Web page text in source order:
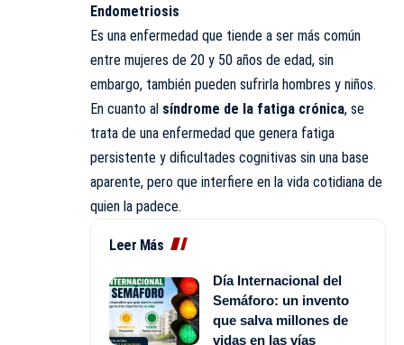
Endometriosis
Es una enfermedad que tiende a ser más común
entre mujeres de 20 y 50 años de edad, sin
embargo, también pueden sufrirla hombres y niños.
En cuanto al síndrome de la fatiga crónica, se
trata de una enfermedad que genera fatiga
persistente y dificultades cognitivas sin una base
aparente, pero que interfiere en la vida cotidiana de
quien la padece.
Leer Más
Día Internacional del
Semáforo: un invento
que salva millones de
vidas en las vías